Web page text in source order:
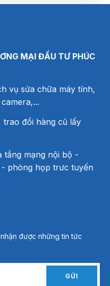
MẠI ĐẦU TƯ PHÚC
vụ sửa chữa máy tính,
trao đổi hàng cũ lấy
tầng mạng nội bộ -
phòng họp trưc tuyến
được những tin tức
GỬI